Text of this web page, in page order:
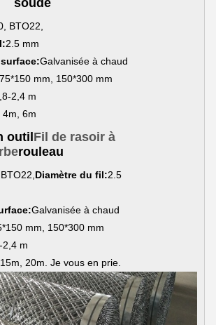
BTO22,
2.5 mm
Galvanisée à chaud
75*150 mm, 150*300 mm
2,4 m
4m, 6m
outilFil de rasoir à
rouleau
Diamètre du fil:2.5
Galvanisée à chaud
mm, 150*300 mm
2,4 m
20m. Je vous en prie.